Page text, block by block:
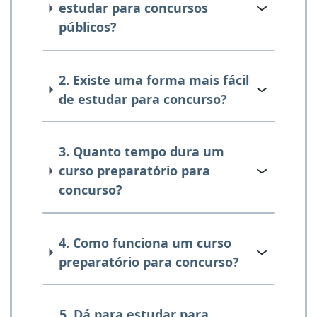
estudar para concursos
públicos?
2. Existe uma forma mais fácil
de estudar para concurso?
3. Quanto tempo dura um
curso preparatório para
concurso?
4. Como funciona um curso
preparatório para concurso?